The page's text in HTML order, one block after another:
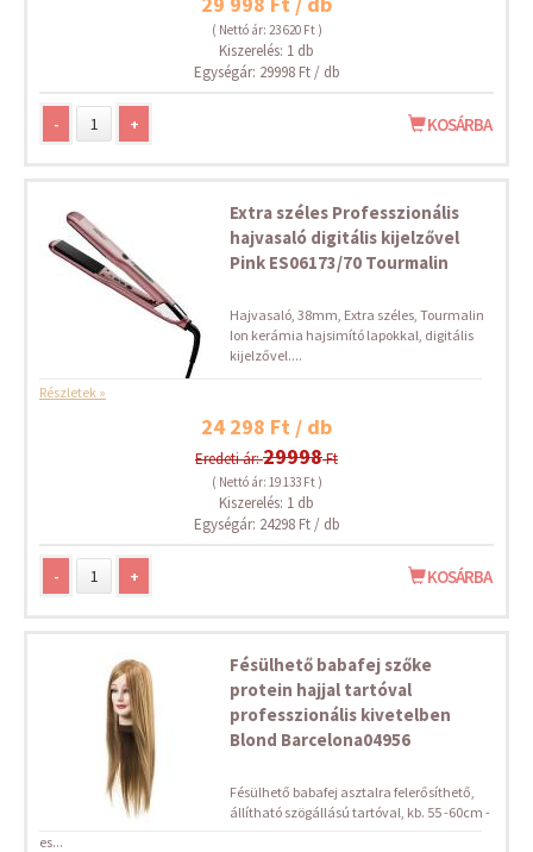
( Nettó ár: 23 620 Ft )
Kiszerelés: 1 db
Egységár: 29998 Ft / db
- + KOSÁRBA
Extra széles Professzionális
hajvasaló digitális kijelzővel
Pink ES06173/70 Tourmalin
Hajvasaló, 38mm, Extra széles, Tourmalin
Ion kerámia hajsimító lapokkal, digitális
kijelzővel....
Részletek »
24 298 Ft / db
Eredeti ár:29998Ft
( Nettó ár: 19 133 Ft )
Kiszerelés: 1 db
Egységár: 24298 Ft / db
- + KOSÁRBA
Fésülhető babafej szőke
protein hajjal tartóval
professzionális kivetelben
Blond Barcelona04956
Fésülhető babafej asztalra felerősíthető,
állítható szögállású tartóval, kb. 55 -60cm -
es...